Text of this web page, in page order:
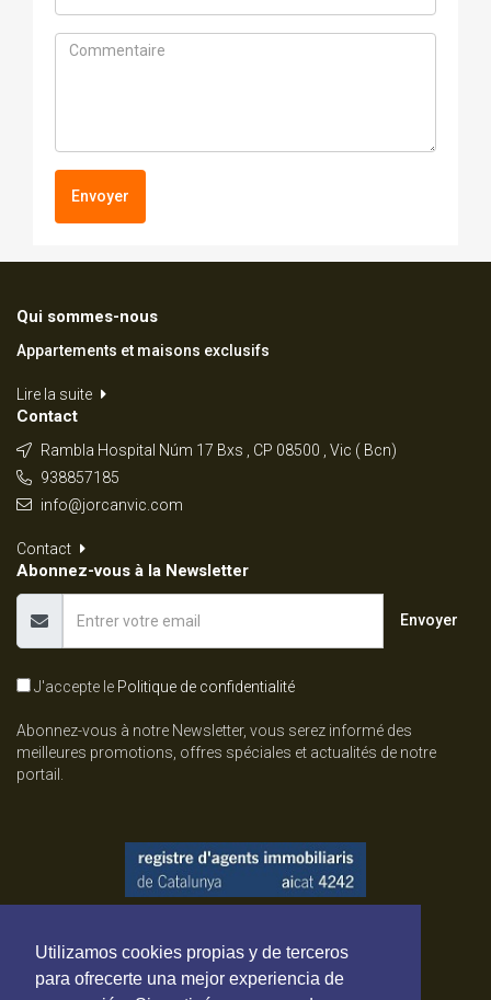
Utilizamos cookies propias y de terceros
para ofrecerte una mejor experiencia de
Envoyer
Qui sommes-nous
Appartements et maisons exclusifs
Lire la suite
Contact
Rambla Hospital Núm 17 Bxs , CP 08500 , Vic ( Bcn)
938857185
info@jorcanvic.com
Contact
Abonnez-vous à la Newsletter
Envoyer
J'accepte le Politique de confidentialité
Abonnez-vous à notre Newsletter, vous serez informé des
meilleures promotions, offres spéciales et actualités de notre
portail.